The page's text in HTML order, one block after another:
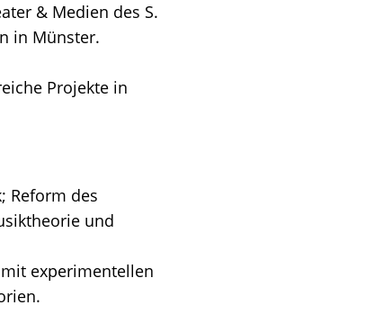
& Medien des S.
in Münster.
Projekte in
Reform des
und
experimentellen